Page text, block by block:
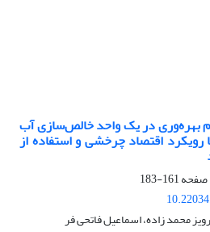
بهره‌وری در یک واحد خالص‌سازی آب
رویکرد اقتصاد چرخشی و استفاده از
161-183
محمد زاده، اسماعیل فاتحی فر